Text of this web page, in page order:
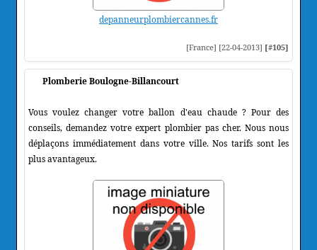
depanneurplombiercannes.fr
[France] [22-04-2013] [#105]
Plomberie Boulogne-Billancourt
Vous voulez changer votre ballon d'eau chaude ? Pour des
conseils, demandez votre expert plombier pas cher. Nous nous
déplaçons immédiatement dans votre ville. Nos tarifs sont les
plus avantageux.